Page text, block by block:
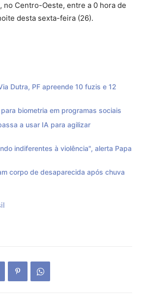
no Centro-Oeste, entre a 0 hora de
desta sexta-feira (26).
Dutra, PF apreende 10 fuzis e 12
biometria em programas sociais
a usar IA para agilizar
indiferentes à violência", alerta Papa
corpo de desaparecida após chuva